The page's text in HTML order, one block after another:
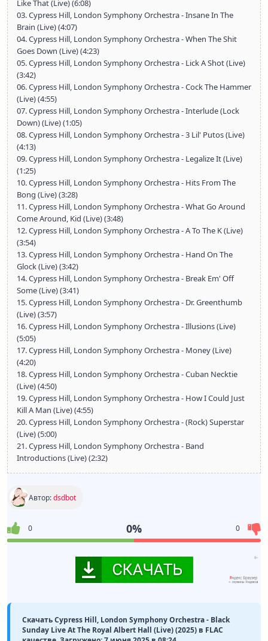
Like That (Live) (6:08)
03. Cypress Hill, London Symphony Orchestra - Insane In The
Brain (Live) (4:07)
04. Cypress Hill, London Symphony Orchestra - When The Shit
Goes Down (Live) (4:23)
05. Cypress Hill, London Symphony Orchestra - Lick A Shot (Live)
(3:42)
06. Cypress Hill, London Symphony Orchestra - Cock The Hammer
(Live) (4:55)
07. Cypress Hill, London Symphony Orchestra - Interlude (Lock
Down) (Live) (1:05)
08. Cypress Hill, London Symphony Orchestra - 3 Lil' Putos (Live)
(4:13)
09. Cypress Hill, London Symphony Orchestra - Legalize It (Live)
(1:25)
10. Cypress Hill, London Symphony Orchestra - Hits From The
Bong (Live) (3:28)
11. Cypress Hill, London Symphony Orchestra - What Go Around
Come Around, Kid (Live) (3:48)
12. Cypress Hill, London Symphony Orchestra - A To The K (Live)
(3:54)
13. Cypress Hill, London Symphony Orchestra - Hand On The
Glock (Live) (3:42)
14. Cypress Hill, London Symphony Orchestra - Break Em' Off
Some (Live) (3:41)
15. Cypress Hill, London Symphony Orchestra - Dr. Greenthumb
(Live) (3:57)
16. Cypress Hill, London Symphony Orchestra - Illusions (Live)
(5:05)
17. Cypress Hill, London Symphony Orchestra - Money (Live)
(4:20)
18. Cypress Hill, London Symphony Orchestra - Cuban Necktie
(Live) (4:50)
19. Cypress Hill, London Symphony Orchestra - How I Could Just
Kill A Man (Live) (4:55)
20. Cypress Hill, London Symphony Orchestra - (Rock) Superstar
(Live) (5:00)
21. Cypress Hill, London Symphony Orchestra - Band
Introductions (Live) (2:32)
Автор:dsdbot
0 0% 0
Скачать Cypress Hill, London Symphony Orchestra - Black
Sunday Live At The Royal Albert Hall (Live) (2025) в FLAC